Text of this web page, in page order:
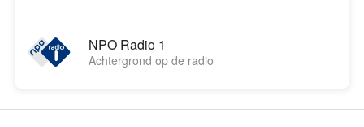
NPO Radio 1
Achtergrond op de radio